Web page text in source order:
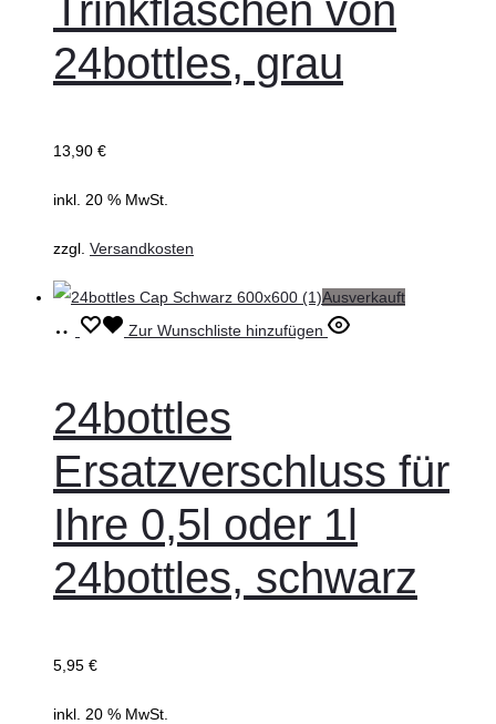
24bottles, grau
13,90 €
inkl. 20 % MwSt.
zzgl. Versandkosten
Ausverkauft
WeiterlesenZur Wunschliste hinzufügen
24bottles
Ersatzverschluss für
Ihre 0,5l oder 1l
24bottles, schwarz
5,95 €
inkl. 20 % MwSt.